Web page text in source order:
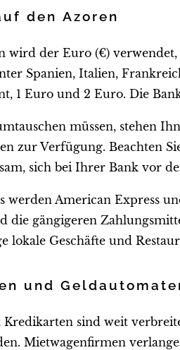
den Azoren
wird der Euro (€)
Spanien, Italien,
1 Euro und 2 Euro. Die
müssen, stehen
zur Verfügung. Beachten
sich bei Ihrer Bank vor
werden American Express
die gängigeren
lokale Geschäfte und
und
sind weit
Mietwagenfirmen